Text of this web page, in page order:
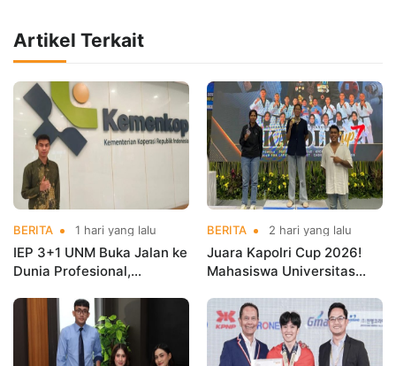
Artikel Terkait
BERITA 1 hari yang lalu
IEP 3+1 UNM Buka Jalan ke
Dunia Profesional,
Kementerian Koperasi
BERITA 2 hari yang lalu
Juara Kapolri Cup 2026!
Mahasiswa Universitas
Nama Kampus di Kejurnas
Taekwondo